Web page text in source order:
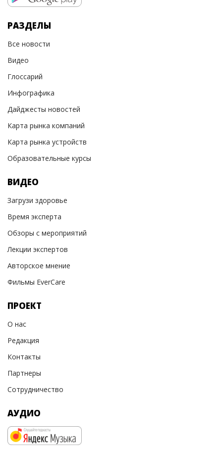
РАЗДЕЛЫ
Все новости
Видео
Глоссарий
Инфографика
Дайджесты новостей
Карта рынка компаний
Карта рынка устройств
Образовательные курсы
ВИДЕО
Загрузи здоровье
Время эксперта
Обзоры с мероприятий
Лекции экспертов
Авторское мнение
Фильмы EverCare
ПРОЕКТ
О нас
Редакция
Контакты
Партнеры
Сотрудничество
АУДИО